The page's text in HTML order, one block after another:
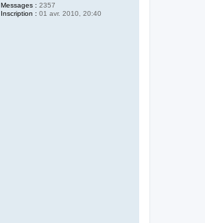
Messages : 2357
Inscription : 01 avr. 2010, 20:40